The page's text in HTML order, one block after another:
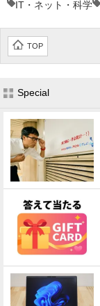
IT・ネット・科学
TOP
Special